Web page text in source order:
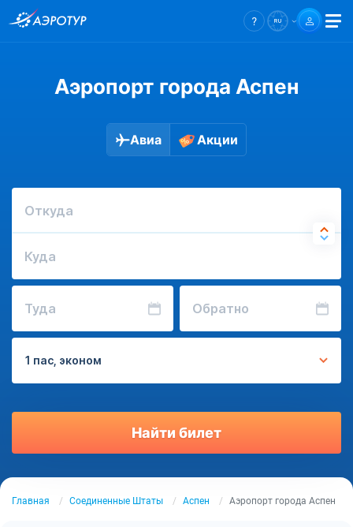
Аэропорт города Аспен
Авиа Акции
Откуда
Куда
Туда Обратно
1 пас, эконом
Найти билет
Главная Соединенные Штаты Аспен Аэропорт города Аспен